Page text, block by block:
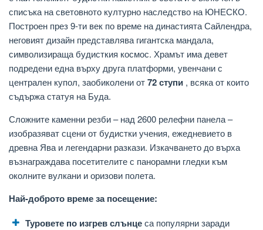
списъка на световното културно наследство на ЮНЕСКО.
Построен през 9-ти век по време на династията Сайлендра,
неговият дизайн представлява гигантска мандала,
символизираща будисткия космос. Храмът има девет
подредени една върху друга платформи, увенчани с
централен купол, заобиколени от72 ступи , всяка от които
съдържа статуя на Буда.
Сложните каменни резби – над 2600 релефни панела –
изобразяват сцени от будистки учения, ежедневието в
древна Ява и легендарни разкази. Изкачването до върха
възнаграждава посетителите с панорамни гледки към
околните вулкани и оризови полета.
Най-доброто време за посещение:
Туровете по изгрев слънцеса популярни заради